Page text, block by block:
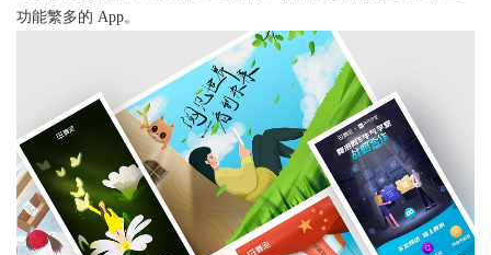
发
策
新
闻
联
功能繁多的 App。